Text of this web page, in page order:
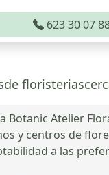
623 30 07
Botanic Atelier
y centros de
a las